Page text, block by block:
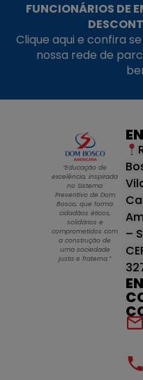
FUNCIONÁRIOS DE
Clique aqui e confira
nossa rede de
“Educação de
excelência, inspirada
no Sistema
Preventivo de Dom
Bosco, que forma
cidadãos éticos,
solidários e
comprometidos com
a construção de
uma sociedade
justa e fraterna.”
–